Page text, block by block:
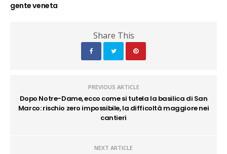
gente veneta
Share This
PREVIOUS ARTICLE
Dopo Notre-Dame, ecco come si tutela la basilica di San
Marco: rischio zero impossibile, la difficoltà maggiore nei
cantieri
NEXT ARTICLE